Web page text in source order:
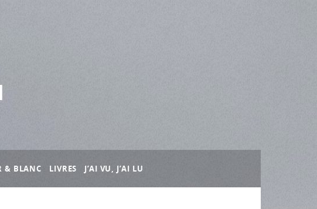
& BLANC LIVRES J’AI VU, J’AI LU